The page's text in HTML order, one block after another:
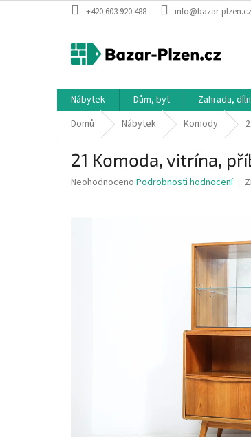
na
+420 603 920 488 info@bazar-plzen.cz
Nábytek Dům, byt Zahrada,
Domů
Nábytek Komody
21 Komoda, vitrína,
Průměrné
Neohodnoceno Podrobnosti hodnocení